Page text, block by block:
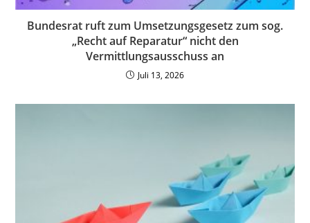
Bundesrat ruft zum Umsetzungsgesetz zum sog.
„Recht auf Reparatur“ nicht den
Vermittlungsausschuss an
Juli 13, 2026